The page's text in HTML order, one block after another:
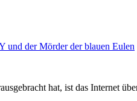
und der Mörder der blauen Eulen
hat, ist das Internet